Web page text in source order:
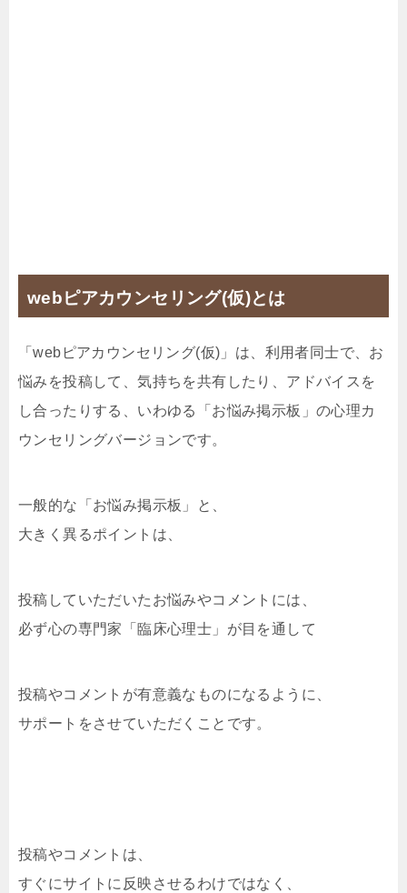
webピアカウンセリング(仮)とは
「webピアカウンセリング(仮)」は、利用者同士で、お
悩みを投稿して、気持ちを共有したり、アドバイスを
し合ったりする、いわゆる「お悩み掲示板」の心理カ
ウンセリングバージョンです。
一般的な「お悩み掲示板」と、
大きく異るポイントは、
投稿していただいたお悩みやコメントには、
必ず心の専門家「臨床心理士」が目を通して
投稿やコメントが有意義なものになるように、
サポートをさせていただくことです。
投稿やコメントは、
すぐにサイトに反映させるわけではなく、